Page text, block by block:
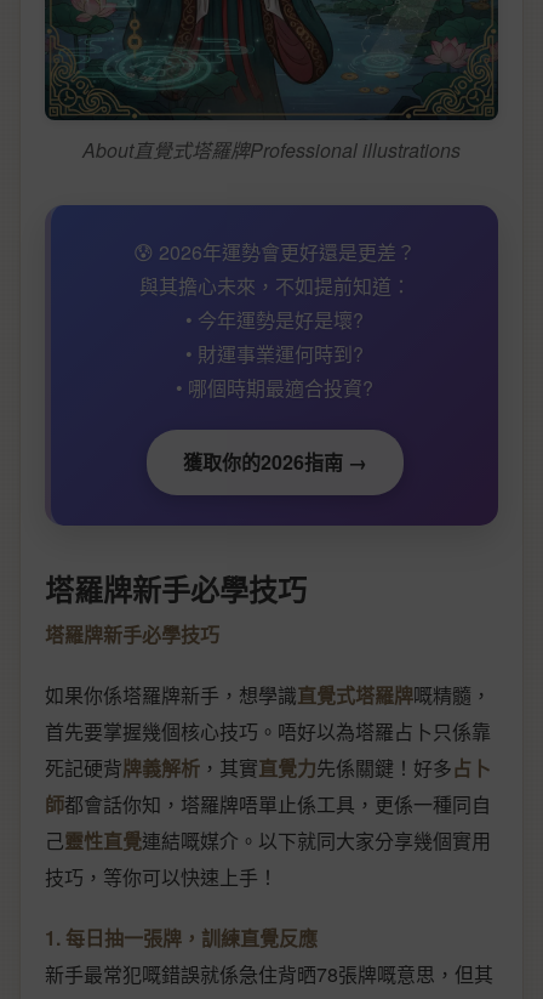
About直覺式塔羅牌Professional illustrations
😰 2026年運勢會更好還是更差？
與其擔心未來，不如提前知道：
• 今年運勢是好是壞?
• 財運事業運何時到?
• 哪個時期最適合投資?
獲取你的2026指南 →
塔羅牌新手必學技巧
塔羅牌新手必學技巧
如果你係塔羅牌新手，想學識直覺式塔羅牌嘅精髓，
首先要掌握幾個核心技巧。唔好以為塔羅占卜只係靠
死記硬背牌義解析 ，其實直覺力先係關鍵！好多占卜
師都會話你知，塔羅牌唔單止係工具，更係一種同自
己靈性直覺連結嘅媒介。以下就同大家分享幾個實用
技巧，等你可以快速上手！
1. 每日抽一張牌，訓練直覺反應
新手最常犯嘅錯誤就係急住背晒78張牌嘅意思，但其